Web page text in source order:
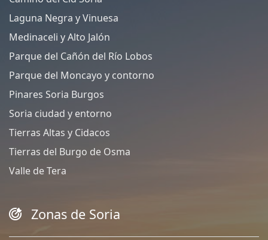
Laguna Negra y Vinuesa
Medinaceli y Alto Jalón
Parque del Cañón del Río Lobos
Parque del Moncayo y contorno
Pinares Soria Burgos
Soria ciudad y entorno
Tierras Altas y Cidacos
Tierras del Burgo de Osma
Valle de Tera
Zonas de Soria